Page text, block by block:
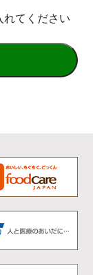
手段により
下の利用目
の充実、
対する理
の向上に
てください